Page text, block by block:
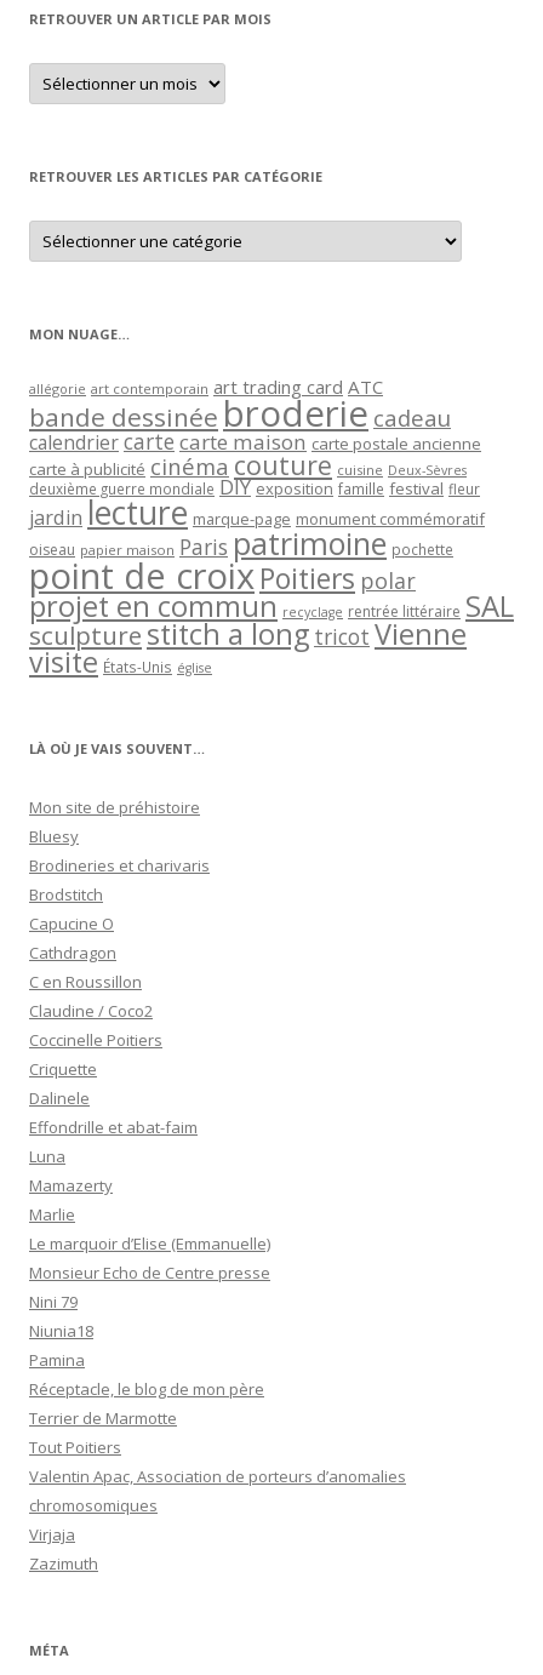
RETROUVER UN ARTICLE PAR MOIS
Retrouver
un
article
RETROUVER LES ARTICLES PAR CATÉGORIE
Retrouver
les
articles
MON NUAGE…
allégorie art contemporain art trading card ATC
bande dessinée broderie cadeau
calendriercartecarte maison carte postale ancienne
carte à publicité cinéma couture cuisine Deux-Sèvres
deuxième guerre mondiale DIY exposition famille festival fleur
jardin lecture marque-page monument commémoratif
oiseau papier maison Paris patrimoine pochette
point de croixPoitiers polar
projet en commun recyclage rentrée littéraire SAL
sculpturestitch a long tricot Vienne
visite États-Unis église
LÀ OÙ JE VAIS SOUVENT…
Mon site de préhistoire
Bluesy
Brodineries et charivaris
Brodstitch
Capucine O
Cathdragon
C en Roussillon
Claudine / Coco2
Coccinelle Poitiers
Criquette
Dalinele
Effondrille et abat-faim
Luna
Mamazerty
Marlie
Le marquoir d’Elise (Emmanuelle)
Monsieur Echo de Centre presse
Nini 79
Niunia18
Pamina
Réceptacle, le blog de mon père
Terrier de Marmotte
Tout Poitiers
Valentin Apac, Association de porteurs d’anomalies
chromosomiques
Virjaja
Zazimuth
MÉTA